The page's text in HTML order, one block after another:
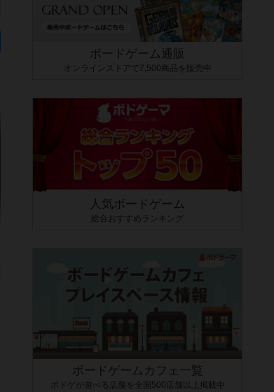
ボードゲーム通販
オンラインストアで7,500商品を販売中
人気ボードゲーム
総合おすすめランキング
ボードゲームカフェ一覧
ボドゲが遊べる店舗を全国500店舗以上掲載中